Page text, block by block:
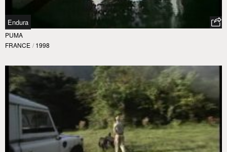
Endura
PUMA
FRANCE / 1998